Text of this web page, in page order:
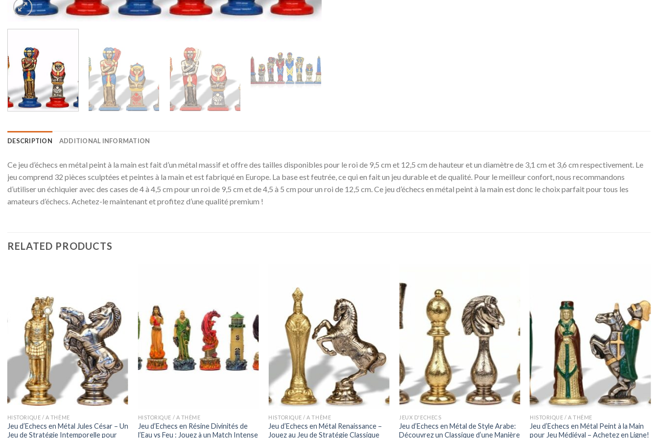
DESCRIPTION ADDITIONAL INFORMATION
Ce jeu d’échecs en métal peint à la main est fait d’un métal massif et offre des tailles disponibles pour le roi de 9,5 cm et 12,5 cm de hauteur et un diamètre de 3,1 cm et 3,6 cm respectivement. Le
jeu comprend 32 pièces sculptées et peintes à la main et est fabriqué en Europe. La base est feutrée, ce qui en fait un jeu durable et de qualité. Pour le meilleur confort, nous recommandons
d’utiliser un échiquier avec des cases de 4 à 4,5 cm pour un roi de 9,5 cm et de 4,5 à 5 cm pour un roi de 12,5 cm. Ce jeu d’échecs en métal peint à la main est donc le choix parfait pour tous les
amateurs d’échecs. Achetez-le maintenant et profitez d’une qualité premium !
RELATED PRODUCTS
HISTORIQUE / A THÈME
Jeu d’Echecs en Métal Jules César – Un
Jeu de Stratégie Intemporelle pour
HISTORIQUE / A THÈME
Jeu d’Echecs en Résine Divinités de
l’Eau vs Feu : Jouez à un Match Intense
HISTORIQUE / A THÈME
Jeu d’Echecs en Métal Renaissance –
Jouez au Jeu de Stratégie Classique
JEUX D'ECHECS
Jeu d’Echecs en Métal de Style Arabe:
Découvrez un Classique d’une Manière
HISTORIQUE / A THÈME
Jeu d’Echecs en Métal Peint à la Main
pour Jeu Médiéval – Achetez en Ligne!